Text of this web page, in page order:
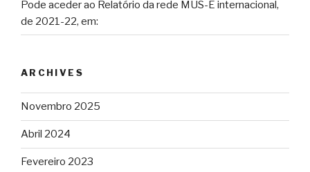
Pode aceder ao Relatório da rede MUS-E internacional,
de 2021-22, em:
ARCHIVES
Novembro 2025
Abril 2024
Fevereiro 2023